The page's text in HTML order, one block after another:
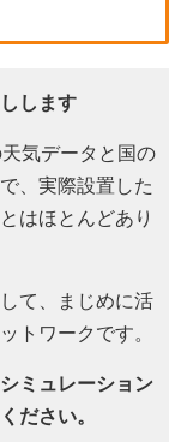
します
気データと国の
、実際設置した
はほとんどあり
て、まじめに活
トワークです。
ミュレーション
ださい。